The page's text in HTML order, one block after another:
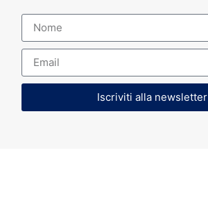
Iscriviti alla newsletter